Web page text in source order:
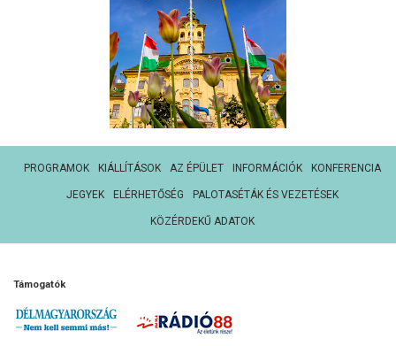
PROGRAMOK KIÁLLÍTÁSOK AZ ÉPÜLET INFORMÁCIÓK KONFERENCIA
JEGYEK ELÉRHETŐSÉG PALOTASÉTÁK ÉS VEZETÉSEK
KÖZÉRDEKŰ ADATOK
Támogatók